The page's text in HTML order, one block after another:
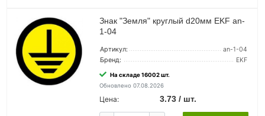
Знак "Земля" круглый d20мм EKF an-
1-04
Артикул:
an-1-04
Бренд:
EKF
На складе 16002 шт.
Обновлено 07.08.2026
Цена: 3.73 / шт.